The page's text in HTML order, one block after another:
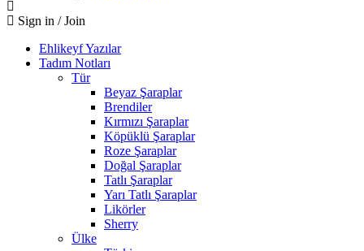
Sign in / Join
Ehlikeyf Yazılar
Tadım Notları
Tür
Beyaz Şaraplar
Brendiler
Kırmızı Şaraplar
Köpüklü Şaraplar
Roze Şaraplar
Doğal Şaraplar
Tatlı Şaraplar
Yarı Tatlı Şaraplar
Likörler
Sherry
Ülke